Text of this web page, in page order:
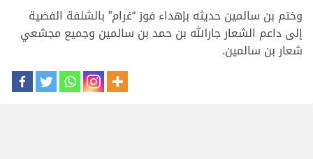
وختم بن سالمين حديثه بإهداء فوز “غرام” بالشلفة الفضية
إلى داعم الشعار جارالله بن حمد بن سالمين وجميع مجشعي
شعار بن سالمين.